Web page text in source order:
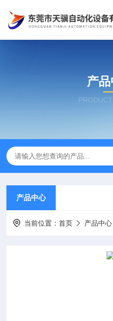
产
产品中心
当前位置：首页 产品中心